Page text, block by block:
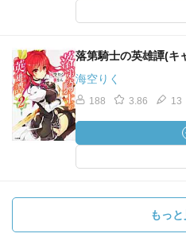
落第騎士の英雄譚(キ
海空りく
188 3.86 13
もっ